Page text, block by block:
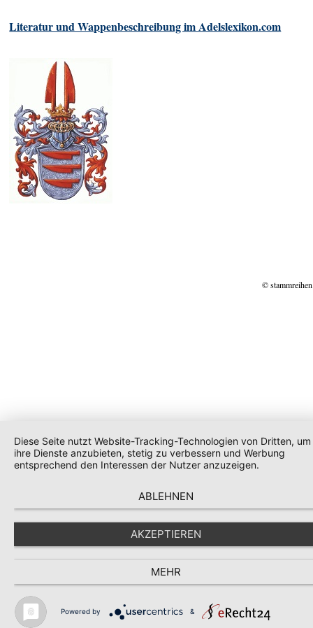
Literatur und Wappenbeschreibung im Adelslexikon.com
©
Diese Seite nutzt Website-Tracking-Technologien von Dritten, um
ihre Dienste anzubieten, stetig zu verbessern und Werbung
entsprechend den Interessen der Nutzer anzuzeigen.
ABLEHNEN
AKZEPTIEREN
MEHR
Powered by &